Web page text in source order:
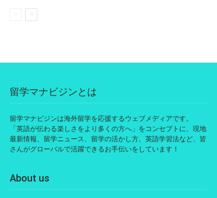
留学マナビジンとは
留学マナビジンは海外留学を応援するウェブメディアです。
「英語が伝わる楽しさをより多くの方へ」をコンセプトに、現地
最新情報、留学ニュース、留学の活かし方、英語学習法など、皆
さんがグローバルで活躍できるお手伝いをしています！
About us